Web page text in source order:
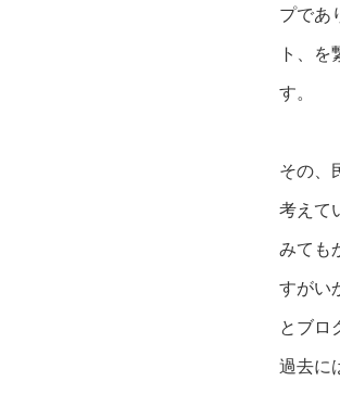
プであ
ト、
す。
その、
考えて
みても
すがい
とブロ
過去に